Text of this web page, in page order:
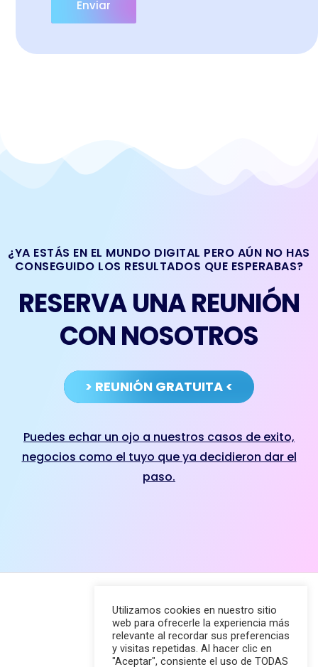
¿YA ESTÁS EN EL MUNDO DIGITAL PERO AÚN NO HAS
CONSEGUIDO LOS RESULTADOS QUE ESPERABAS?
RESERVA UNA REUNIÓN
CON NOSOTROS
> REUNIÓN GRATUITA <
Puedes echar un ojo a nuestros casos de exito,
negocios como el tuyo que ya decidieron dar el
paso.
Menú
Utilizamos cookies en nuestro sitio
web para ofrecerle la experiencia más
relevante al recordar sus preferencias
y visitas repetidas. Al hacer clic en
"Aceptar", consiente el uso de TODAS